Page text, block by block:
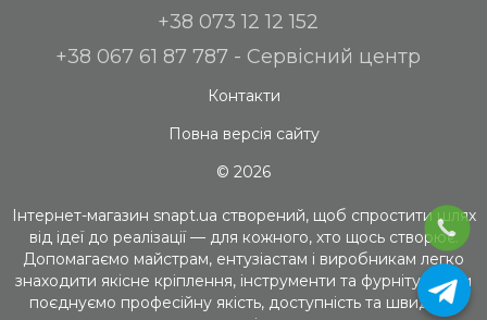
+38 073 12 12 152
+38 067 61 87 787 - Сервісний центр
Контакти
Повна версія сайту
© 2026
Інтернет-магазин snapt.ua створений, щоб спростити шлях
від ідеї до реалізації — для кожного, хто щось створює.
Допомагаємо майстрам, ентузіастам і виробникам легко
знаходити якісне кріплення, інструменти та фурнітуру. Ми
поєднуємо професійну якість, доступність та швидкий